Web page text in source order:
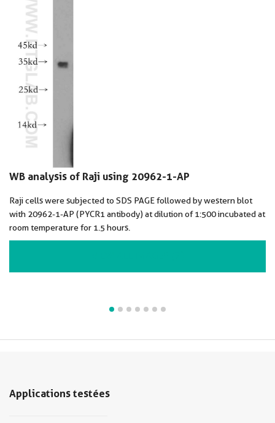
WB analysis of Raji using 20962-1-AP
Raji cells were subjected to SDS PAGE followed by western blot
with 20962-1-AP (PYCR1 antibody) at dilution of 1:500 incubated at
room temperature for 1.5 hours.
Applications testées